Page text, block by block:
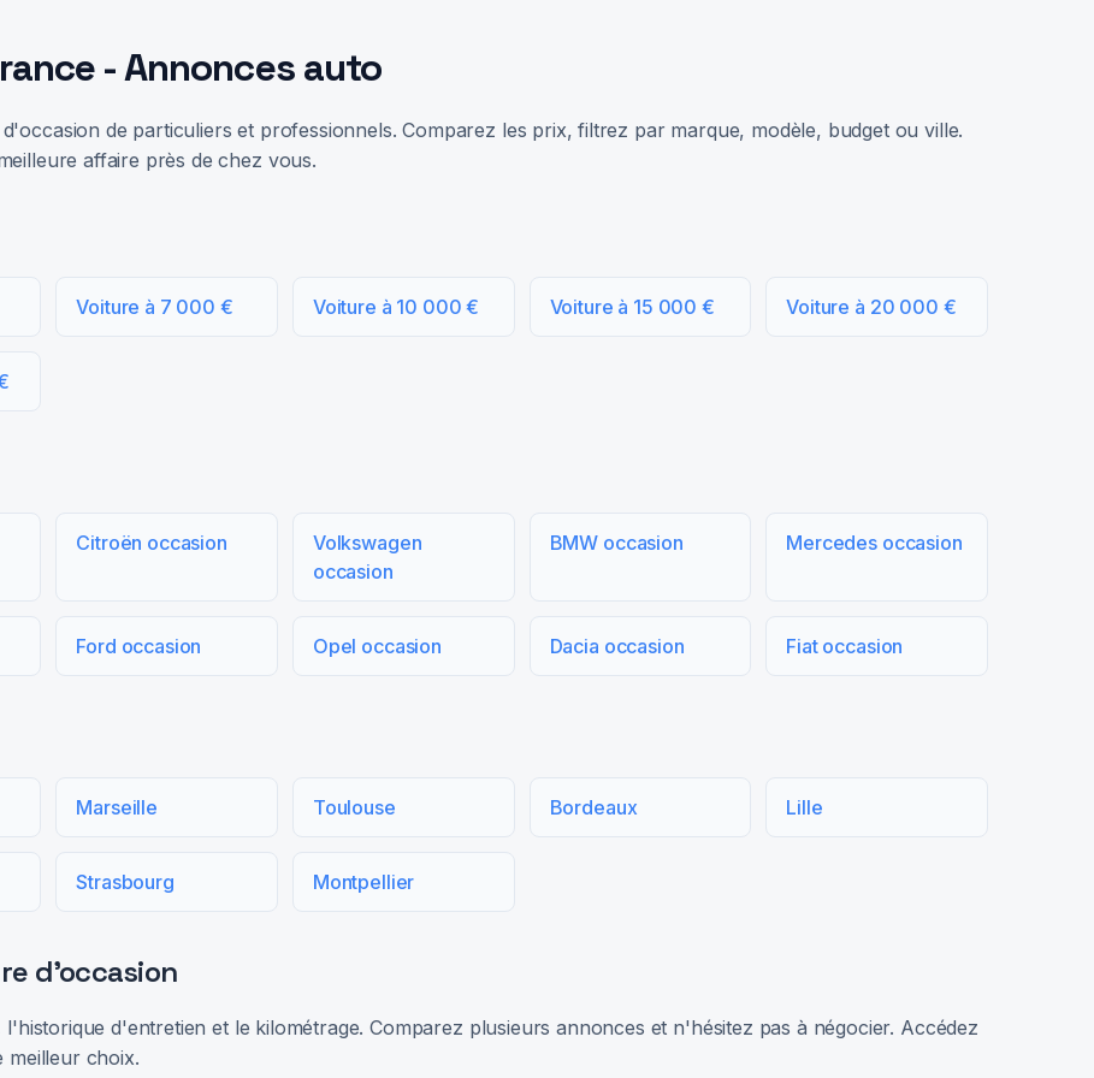
- Annonces auto
de particuliers et professionnels. Comparez les prix, filtrez par marque, modèle, budget ou ville.
affaire près de chez vous.
Voiture à 7 000 € Voiture à 10 000 € Voiture à 15 000 € Voiture à 20 000 €
Citroën occasion
Volkswagen
occasion
BMW occasion Mercedes occasion
Ford occasion Opel occasion Dacia occasion Fiat occasion
Marseille Toulouse Bordeaux Lille
Strasbourg Montpellier
d'occasion
d'entretien et le kilométrage. Comparez plusieurs annonces et n'hésitez pas à négocier. Accédez
meilleur choix.